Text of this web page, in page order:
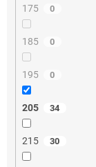
175 0
185 0
195 0
205 34
215 30